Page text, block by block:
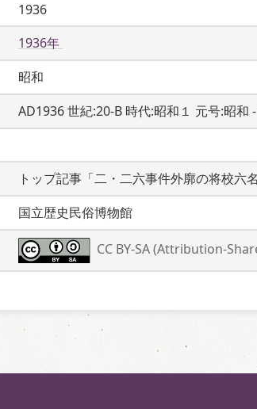
1936
1936年
昭和
AD1936 世紀:20-B 時代:昭和１ 元号:昭和
トップ記事「二・二六事件外廓の将校六
国立歴史民俗博物館
CC BY-SA (Attribution-